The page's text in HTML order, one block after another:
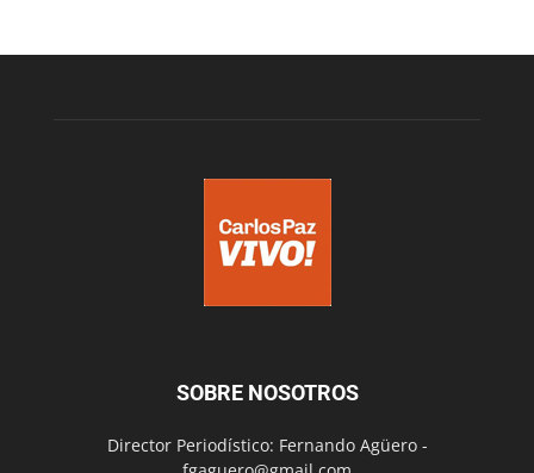
SOBRE NOSOTROS
Director Periodístico: Fernando Agüero -